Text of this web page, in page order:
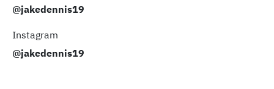
@jakedennis19
Instagram
@jakedennis19